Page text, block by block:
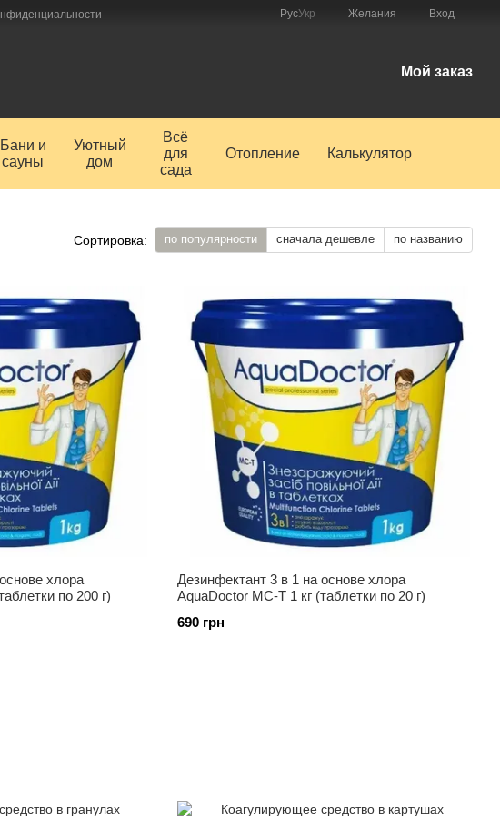
РусУкр Желания Вход
Мой заказ
Бани и
сауны
Уютный
дом
Всё
для
сада
Отопление Калькулятор
Сортировка: по популярности сначала дешевле по названию
хлора
по 200 г)
Дезинфектант 3 в 1 на основе хлора
AquaDoctor MC-T 1 кг (таблетки по 20 г)
690 грн